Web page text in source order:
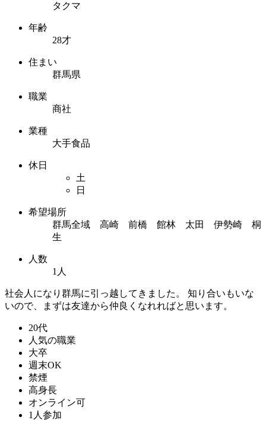
タクマ
年齢
28才
住まい
群馬県
職業
商社
業種
大手食品
休日
土
日
希望場所
群馬全域 高崎 前橋 館林 太田 伊勢崎 桐
生
人数
1人
社会人になり群馬に引っ越してきました。 知り合いもいな
いので、まずは友達から仲良くなれればと思います。
20代
人気の職業
大卒
週末OK
禁煙
高身長
オンライン可
1人参加